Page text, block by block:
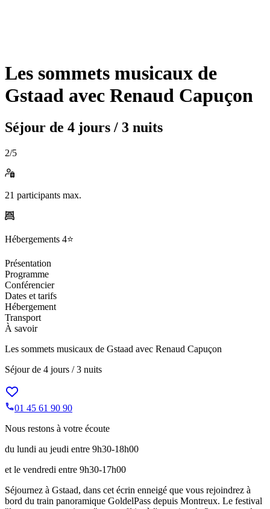
Les sommets musicaux de
Gstaad avec Renaud Capuçon
Séjour de 4 jours / 3 nuits
2/5
21 participants max.
Hébergements 4⭐️
Présentation
Programme
Conférencier
Dates et tarifs
Hébergement
Transport
À savoir
Les sommets musicaux de Gstaad avec Renaud Capuçon
Séjour de 4 jours / 3 nuits
01 45 61 90 90
Nous restons à votre écoute
du lundi au jeudi entre 9h30-18h00
et le vendredi entre 9h30-17h00
Séjournez à Gstaad, dans cet écrin enneigé que vous rejoindrez à
bord du train panoramique GoldelPass depuis Montreux. Le festival